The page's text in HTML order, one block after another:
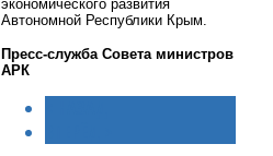
экономического развития
Автономной Республики Крым.
Пресс-служба Совета министров
АРК